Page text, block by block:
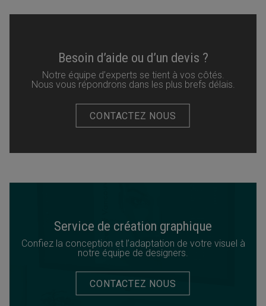
Besoin d’aide ou d’un devis ?
Notre équipe d’experts se tient à vos côtés.
Nous vous répondrons dans les plus brefs délais.
CONTACTEZ NOUS
Service de création graphique
Confiez la conception et l’adaptation de votre visuel à
notre équipe de designers.
CONTACTEZ NOUS